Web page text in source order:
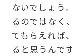
ないでしょう
るのではなく
てもらえれば
ると思うんで